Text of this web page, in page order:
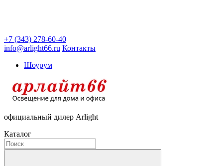
+7 (343) 278-60-40
info@arlight66.ru Контакты
Шоурум
официальный дилер Arlight
Каталог